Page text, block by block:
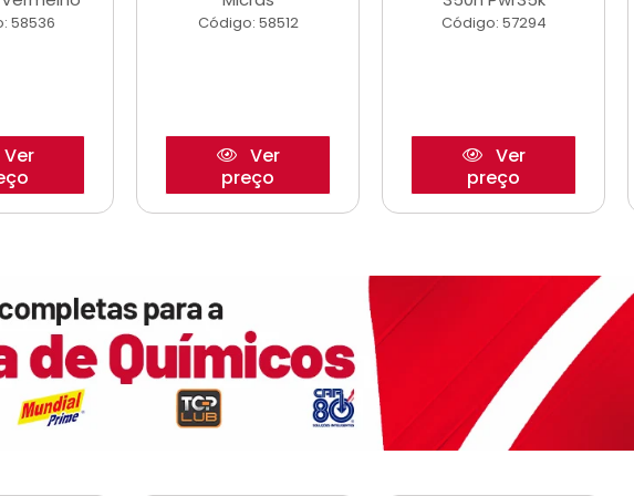
58536
Ver
Código: 58512
Ver
preço
Código: 57294
Ver
preço